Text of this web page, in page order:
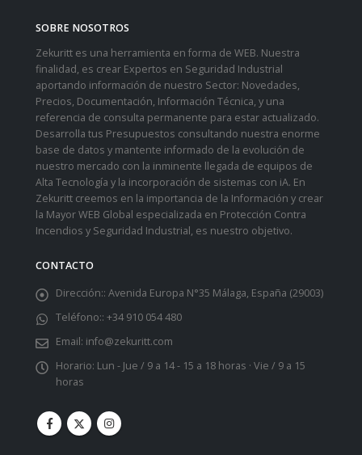
SOBRE NOSOTROS
Zekuritt es una herramienta en forma de WEB. Nuestra
finalidad, es crear Expertos en Seguridad Industrial
aportando información de nuestro Sector: Novedades,
Precios, Documentación, Información Técnica, y una
referencia de consulta permanente para estar actualizado.
Desarrolla tus Presupuestos consultando nuestra enorme
base de datos y mantente informado de la evolución de
nuestro mercado con la inminente llegada de equipos de
Alta Tecnología y la incorporación de sistemas con iA. En
Zekuritt creemos en la importancia de la Información y crear
la Mayor WEB Global especializada en Protección Contra
Incendios y Seguridad Industrial, es nuestro objetivo.
CONTACTO
Dirección:: Avenida Europa N°35 Málaga, España (29003)
Teléfono:: +34 910 054 480
Email: info@zekuritt.com
Horario: Lun - Jue / 9 a 14 - 15 a 18 horas · Vie / 9 a 15
horas